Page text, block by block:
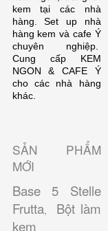
kem tại các nhà
hàng. Set up nhà
hàng kem và cafe Ý
chuyên nghiệp.
Cung cấp KEM
NGON & CAFE Ý
cho các nhà hàng
khác.
SẢN PHẨM
MỚI
Base 5 Stelle
Frutta, Bột làm
kem